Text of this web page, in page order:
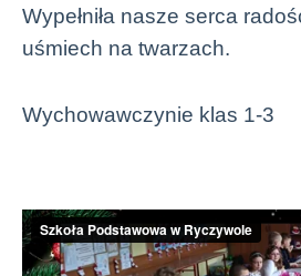
Wypełniła nasze serca
uśmiech na twarzach.
Wychowawczynie klas 1-3